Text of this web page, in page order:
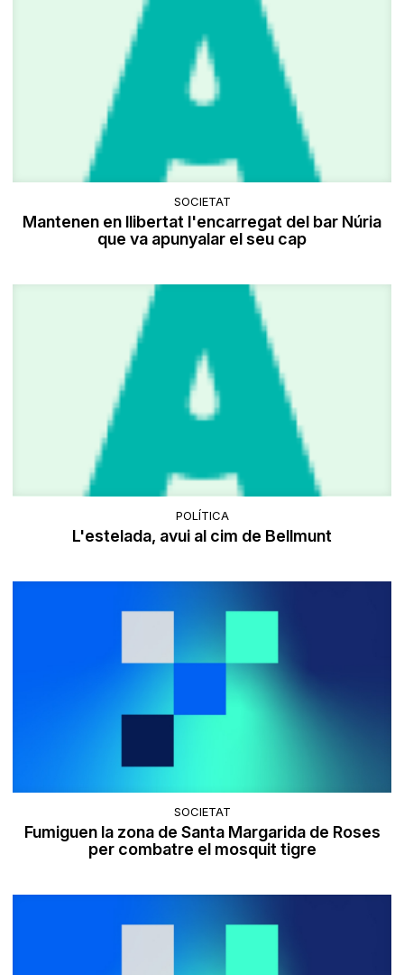
SOCIETAT
Mantenen en llibertat l'encarregat del bar Núria
que va apunyalar el seu cap
POLÍTICA
L'estelada, avui al cim de Bellmunt
SOCIETAT
Fumiguen la zona de Santa Margarida de Roses
per combatre el mosquit tigre